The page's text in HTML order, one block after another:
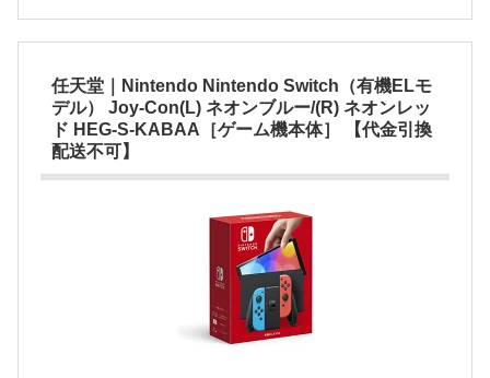
任天堂｜Nintendo Nintendo Switch（有機ELモ
デル） Joy-Con(L) ネオンブルー/(R) ネオンレッ
ド HEG-S-KABAA［ゲーム機本体］ 【代金引換
配送不可】